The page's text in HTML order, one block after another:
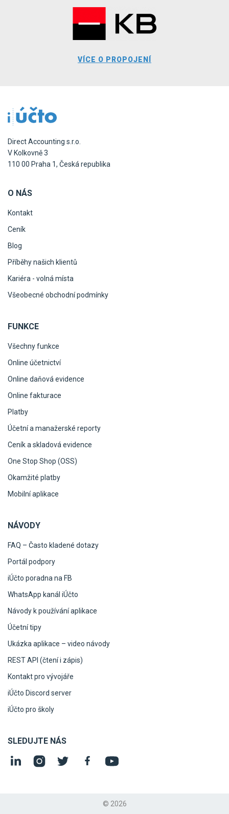
VÍCE O PROPOJENÍ
Direct Accounting s.r.o.
V Kolkovně 3
110 00 Praha 1, Česká republika
O NÁS
Kontakt
Ceník
Blog
Příběhy našich klientů
Kariéra - volná místa
Všeobecné obchodní podmínky
FUNKCE
Všechny funkce
Online účetnictví
Online daňová evidence
Online fakturace
Platby
Účetní a manažerské reporty
Ceník a skladová evidence
One Stop Shop (OSS)
Okamžité platby
Mobilní aplikace
NÁVODY
FAQ – Často kladené dotazy
Portál podpory
iÚčto poradna na FB
WhatsApp kanál iÚčto
Návody k používání aplikace
Účetní tipy
Ukázka aplikace – video návody
REST API (čtení i zápis)
Kontakt pro vývojáře
iÚčto Discord server
iÚčto pro školy
SLEDUJTE NÁS
© 2026